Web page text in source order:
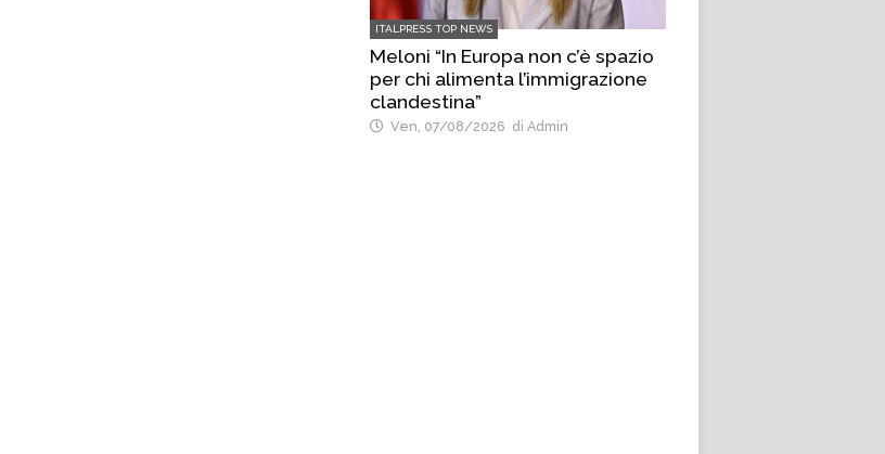
ITALPRESS TOP NEWS
Meloni “In Europa non c’è spazio
per chi alimenta l’immigrazione
clandestina”
Ven, 07/08/2026 di Admin